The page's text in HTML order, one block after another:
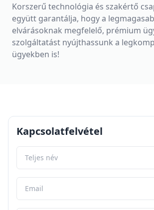
Korszerű technológia és szakértő
együtt garantálja, hogy a
elvárásoknak megfelelő, prémium
szolgáltatást nyújthassunk a
ügyekben is!
Kapcsolatfelvétel